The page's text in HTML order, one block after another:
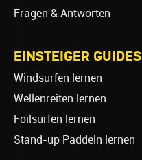
Fragen & Antworten
EINSTEIGER GUIDES
Windsurfen lernen
Wellenreiten lernen
Foilsurfen lernen
Stand-up Paddeln lernen